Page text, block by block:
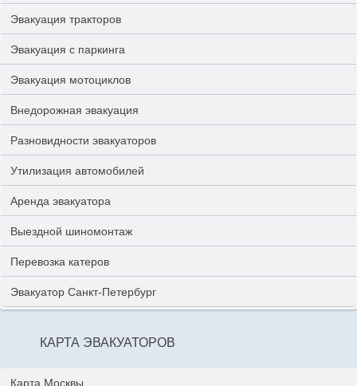
Эвакуация тракторов
Эвакуация с паркинга
Эвакуация мотоциклов
Внедорожная эвакуация
Разновидности эвакуаторов
Утилизация автомобилей
Аренда эвакуатора
Выездной шиномонтаж
Перевозка катеров
Эвакуатор Санкт-Петербург
КАРТА ЭВАКУАТОРОВ
Карта Москвы